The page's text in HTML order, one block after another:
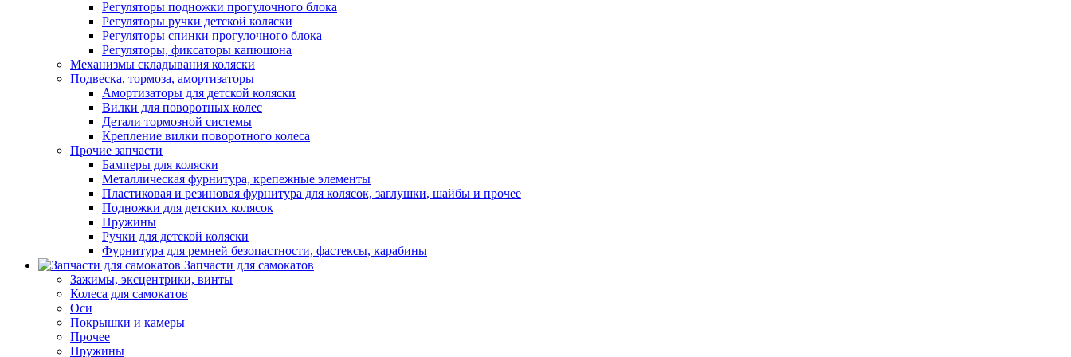
Регуляторы подножки прогулочного блока
Регуляторы ручки детской коляски
Регуляторы спинки прогулочного блока
Регуляторы, фиксаторы капюшона
Механизмы складывания коляски
Подвеска, тормоза, амортизаторы
Амортизаторы для детской коляски
Вилки для поворотных колес
Детали тормозной системы
Крепление вилки поворотного колеса
Прочие запчасти
Бамперы для коляски
Металлическая фурнитура, крепежные элементы
Пластиковая и резиновая фурнитура для колясок, заглушки, шайбы и прочее
Подножки для детских колясок
Пружины
Ручки для детской коляски
Фурнитура для ремней безопастности, фастексы, карабины
Запчасти для самокатов
Зажимы, эксцентрики, винты
Колеса для самокатов
Оси
Покрышки и камеры
Прочее
Пружины